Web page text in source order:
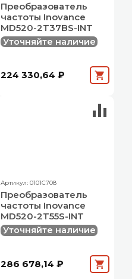
Преобразователь
частоты Inovance
MD520-2T37BS-INT
Уточняйте наличие
224 330,64 ₽
Артикул: 0101C708
Преобразователь
частоты Inovance
MD520-2T55S-INT
Уточняйте наличие
286 678,14 ₽